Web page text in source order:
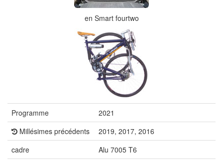
en Smart fourtwo
Programme
2021
Millésimes précédents
2019, 2017, 2016
cadre
Alu 7005 T6